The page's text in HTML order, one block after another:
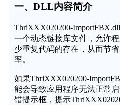
一、DLL内容简介
ThriXXX020200-
一个动态链接库文件，允许
少重复代码的存在，从而节
率。
如果ThriXXX020200-
能会导致应用程序无法正常
错提示框，提示